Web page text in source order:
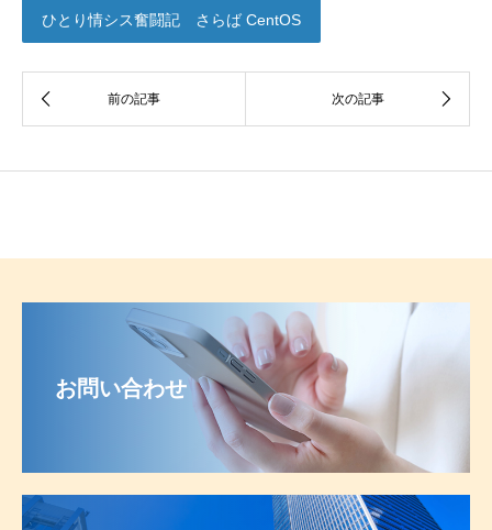
ひとり情シス奮闘記 さらば CentOS
お問い合わせ